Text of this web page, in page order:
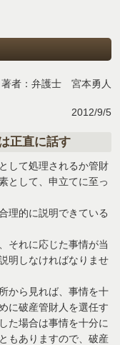
著者：弁護士 宮本勇人
2012/9/5
正直に話す
して処理されるか管財
として、申立てに至っ
理的に説明できている
それに応じた事情が当
明しなければなりませ
から見れば、事情を十
に破産管財人を選任す
た場合は事情を十分に
もありますので、破産